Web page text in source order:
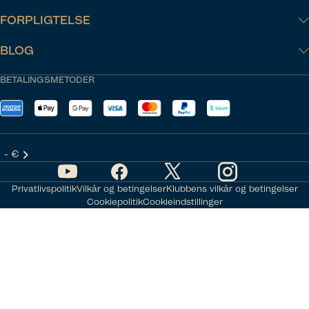
BETALINGSMETODER
- €
FORPLIGTELSE
BLOG
PrivatlivspolitikVilkår og betingelserKlubbens vilkår og betingelser
CookiepolitikCookieindstillinger